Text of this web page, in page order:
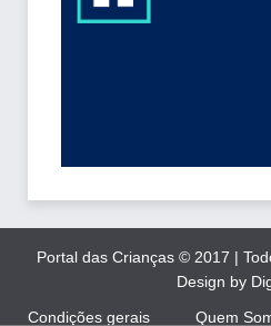
Portal das Crianças © 2017 |
Design by
Condições gerais
Quem